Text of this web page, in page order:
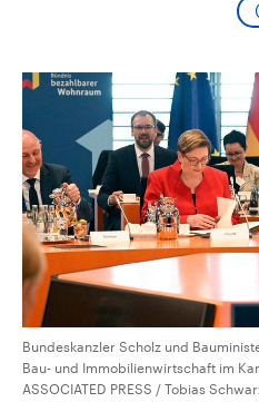
Bundeskanzler Scholz und
Bau- und Immobilienwirtschaft im
ASSOCIATED PRESS / Tobias